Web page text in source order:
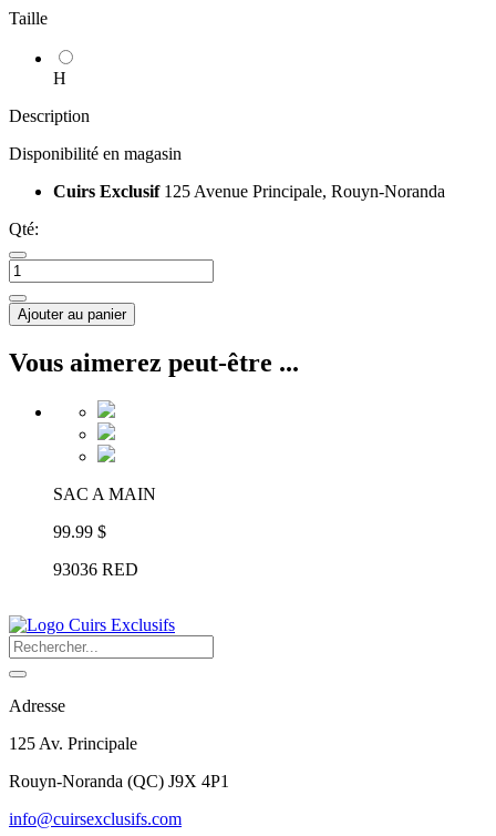
Taille
H
Description
Disponibilité en magasin
Cuirs Exclusif 125 Avenue Principale, Rouyn-Noranda
Qté:
Ajouter au panier
Vous aimerez peut-être ...
SAC A MAIN
99.99 $
93036 RED
Adresse
125 Av. Principale
Rouyn-Noranda (QC) J9X 4P1
info@cuirsexclusifs.com